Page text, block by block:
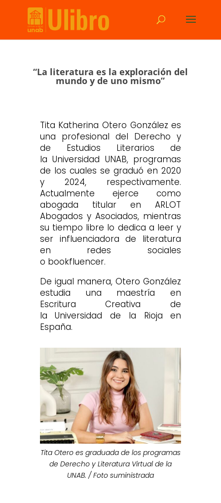
“La literatura es la exploración del
mundo y de uno mismo”
Tita Katherina Otero González es
una profesional del Derecho y
de
Estudios Literarios
de
la Universidad UNAB, programas
de los cuales se graduó en 2020
y 2024, respectivamente.
Actualmente ejerce como
abogada titular en ARLOT
Abogados y Asociados, mientras
su tiempo libre lo dedica a leer y
ser influenciadora de literatura
en redes sociales
o bookfluencer.
De igual manera, Otero González
estudia una maestría en
Escritura Creativa de
la
Universidad de la Rioja
en
España.
Tita Otero es graduada de los programas
de Derecho y Literatura Virtual de la
UNAB. / Foto suministrada